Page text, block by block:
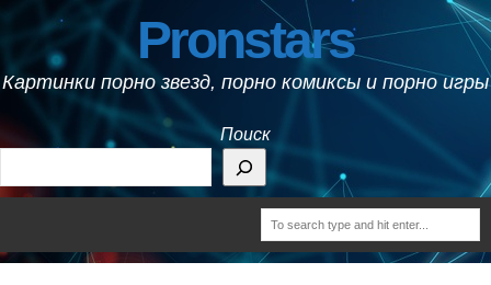
Pronstars
Картинки порно звезд, порно комиксы и порно игры
Поиск